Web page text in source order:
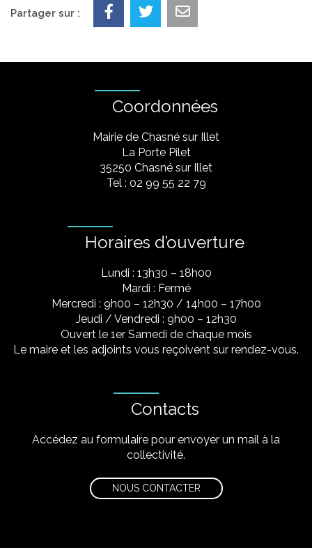
Partager sur :
Coordonnées
Mairie de Chasné sur Illet
La Porte Pilet
35250 Chasné sur Illet
Tel : 02 99 55 22 79
Horaires d’ouverture
Lundi : 13h30 – 18h00
Mardi : Fermé
Mercredi : 9h00 – 12h30 / 14h00 – 17h00
Jeudi / Vendredi : 9h00 – 12h30
Ouvert le 1er Samedi de chaque mois
Le maire et les adjoints vous reçoivent sur rendez-vous.
Contacts
Accédez au formulaire pour envoyer un mail à la
collectivité.
NOUS CONTACTER